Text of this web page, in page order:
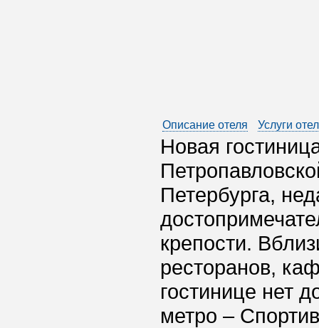
Описание отеля Услуги
Новая
Петербурга,
крепости.
ресторанов,
гостинице нет
метро –